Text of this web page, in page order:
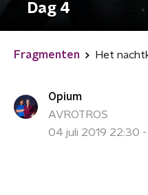
Dag 4
Fragmenten Het
Opium
AVROTROS
04 juli 2019 22:30